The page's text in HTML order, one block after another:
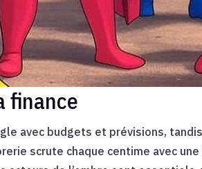
finance
avec budgets et prévisions,
scrute chaque centime avec